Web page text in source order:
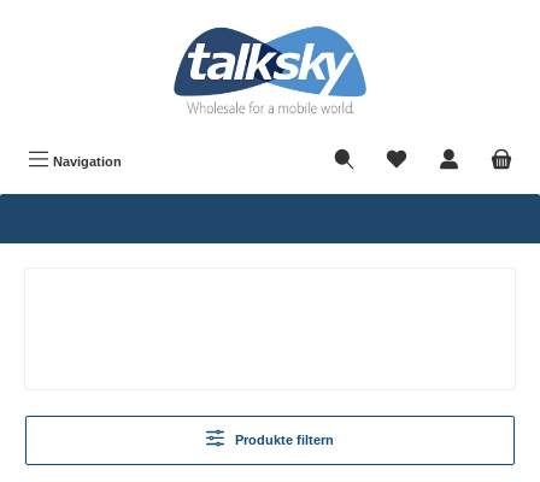
Navigation
Produkte filtern